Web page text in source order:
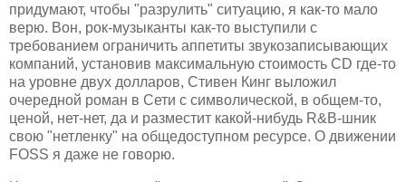
придумают, чтобы "разрулить" ситуацию, я как-то мало
верю. Вон, рок-музыканты как-то выступили с
требованием ограничить аппетиты звукозаписывающих
компаний, установив максимальную стоимость CD где-то
на уровне двух долларов, Стивен Кинг выложил
очередной роман в Сети с символической, в общем-то,
ценой, нет-нет, да и разместит какой-нибудь R&B-шник
свою "нетленку" на общедоступном ресурсе. О движении
FOSS я даже не говорю.